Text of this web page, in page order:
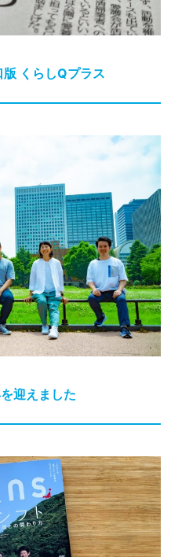
くらしQプラス
迎えました